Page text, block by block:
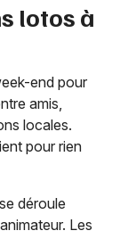
lotos à
end pour
amis,
locales.
pour rien
se déroule
Les